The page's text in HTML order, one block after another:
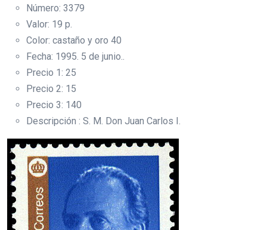
Número: 3379
Valor: 19 p.
Color: castaño y oro 40
Fecha: 1995. 5 de junio..
Precio 1: 25
Precio 2: 15
Precio 3: 140
Descripción : S. M. Don Juan Carlos I.